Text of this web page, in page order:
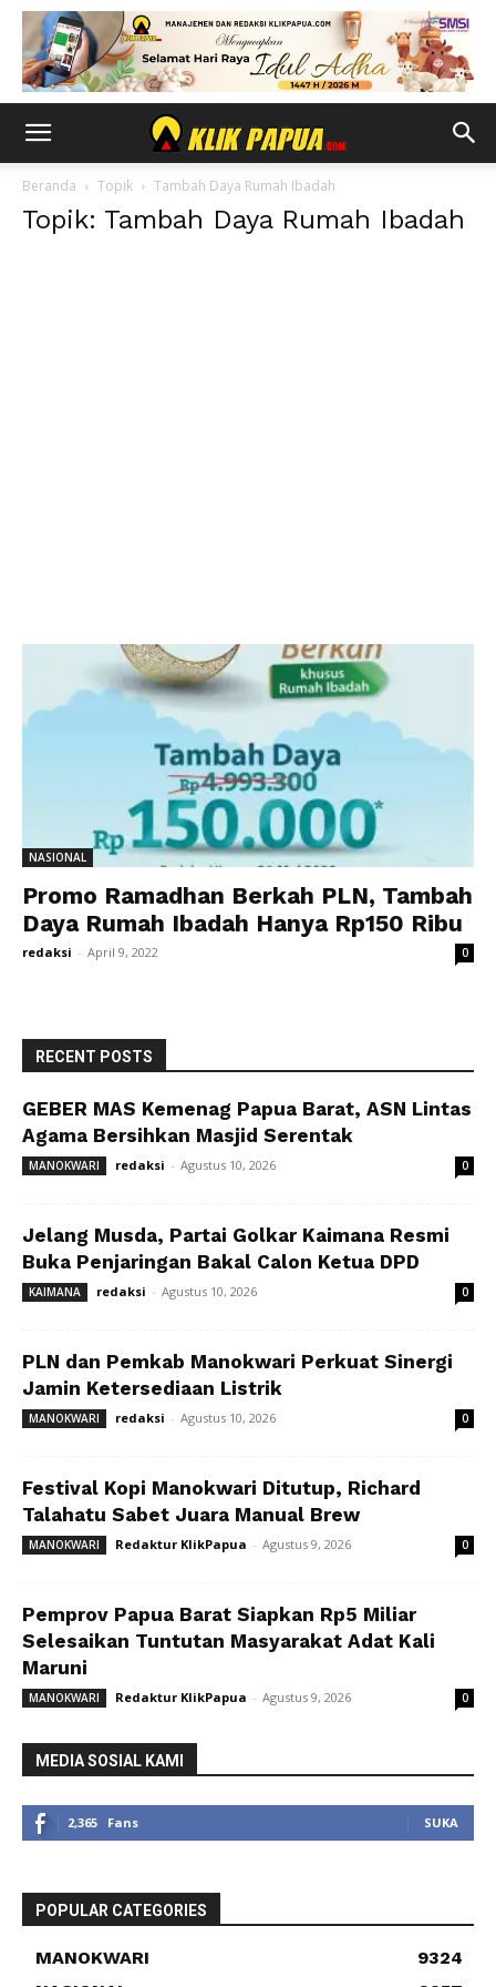
Beranda Topik Tambah Daya Rumah Ibadah
Topik: Tambah Daya Rumah Ibadah
NASIONAL
Promo Ramadhan Berkah PLN, Tambah
Daya Rumah Ibadah Hanya Rp150 Ribu
redaksi - April 9, 2022 0
RECENT POSTS
GEBER MAS Kemenag Papua Barat, ASN Lintas
Agama Bersihkan Masjid Serentak
MANOKWARI redaksi - Agustus 10, 2026 0
Jelang Musda, Partai Golkar Kaimana Resmi
Buka Penjaringan Bakal Calon Ketua DPD
KAIMANA redaksi - Agustus 10, 2026 0
PLN dan Pemkab Manokwari Perkuat Sinergi
Jamin Ketersediaan Listrik
MANOKWARI redaksi - Agustus 10, 2026 0
Festival Kopi Manokwari Ditutup, Richard
Talahatu Sabet Juara Manual Brew
MANOKWARI Redaktur KlikPapua - Agustus 9, 2026 0
Pemprov Papua Barat Siapkan Rp5 Miliar
Selesaikan Tuntutan Masyarakat Adat Kali
Maruni
MANOKWARI Redaktur KlikPapua - Agustus 9, 2026 0
MEDIA SOSIAL KAMI
2,365 Fans SUKA
POPULAR CATEGORIES
MANOKWARI
9324